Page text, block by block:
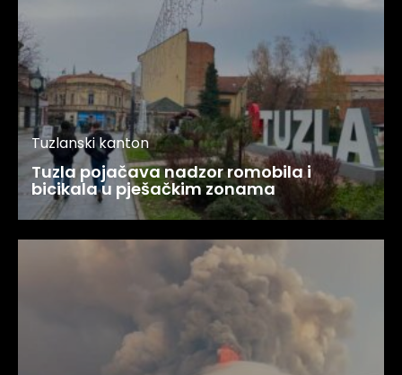
Tuzlanski kanton
Tuzla pojačava nadzor romobila i
bicikala u pješačkim zonama